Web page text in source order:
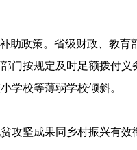
助政策。省级财政、教育
门按规定及时足额拨付
学校等薄弱学校倾斜。
攻坚成果同乡村振兴有